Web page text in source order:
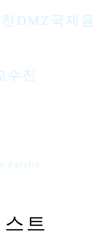
DMZ국제음
수진
Faculty
트